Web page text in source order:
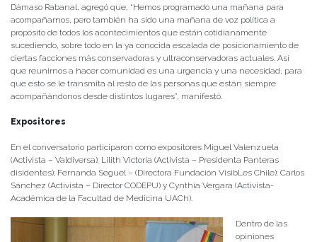
Dámaso Rabanal, agregó que, “Hemos programado una mañana para
acompañarnos, pero también ha sido una mañana de voz política a
propósito de todos los acontecimientos que están cotidianamente
sucediendo, sobre todo en la ya conocida escalada de posicionamiento de
ciertas facciones más conservadoras y ultraconservadoras actuales. Así
que reunirnos a hacer comunidad es una urgencia y una necesidad, para
que esto se le transmita al resto de las personas que están siempre
acompañándonos desde distintos lugares”, manifestó.
Expositores
En el conversatorio participaron como expositores Miguel Valenzuela
(Activista – Valdiversa); Lilith Victoria (Activista – Presidenta Panteras
disidentes); Fernanda Seguel – (Directora Fundación VisibLes Chile); Carlos
Sánchez (Activista – Director CODEPU) y Cynthia Vergara (Activista-
Académica de la Facultad de Medicina UACh).
Dentro de las
opiniones